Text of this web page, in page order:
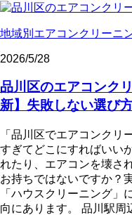
地域別エアコンクリーニ
2026/5/28
品川区のエアコンク
新】失敗しない選び
「品川区でエアコンクリ
すぎてどこにすればいい
れたり、エアコンを壊さ
お持ちではないですか？
「ハウスクリーニング」
向にあります。 品川駅周